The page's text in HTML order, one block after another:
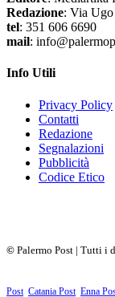
Redazione: Via
tel: 351 606 6690
mail:
Info Utili
Privacy Policy
Contatti
Redazione
Segnalazioni
Pubblicità
Codice Etico
© Palermo Post | Tutti i
Post, Catania Post, Enna